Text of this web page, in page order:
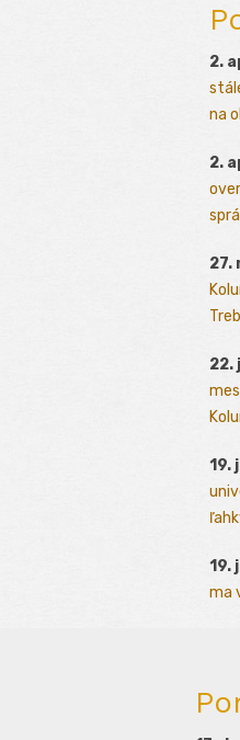
2.
na
2.
27.
22.
19.
19.
ma